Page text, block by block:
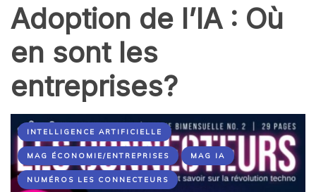
Adoption de l’IA : Où
en sont les
entreprises?
INTELLIGENCE ARTIFICIELLE
MAG ÉCONOMIE/ENTREPRISES MAG IA
NUMÉROS LES CONNECTEURS